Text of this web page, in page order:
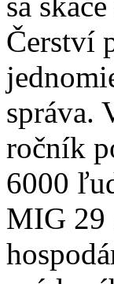
Čerství
správa.
ročník
6000
MIG 29